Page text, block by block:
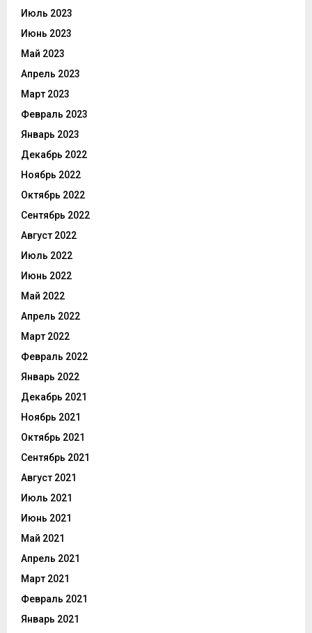
Июль 2023
Июнь 2023
Май 2023
Апрель 2023
Март 2023
Февраль 2023
Январь 2023
Декабрь 2022
Ноябрь 2022
Октябрь 2022
Сентябрь 2022
Август 2022
Июль 2022
Июнь 2022
Май 2022
Апрель 2022
Март 2022
Февраль 2022
Январь 2022
Декабрь 2021
Ноябрь 2021
Октябрь 2021
Сентябрь 2021
Август 2021
Июль 2021
Июнь 2021
Май 2021
Апрель 2021
Март 2021
Февраль 2021
Январь 2021